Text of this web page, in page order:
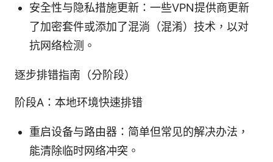
安全性与隐私措施更新：一些VPN提供商更新
了加密套件或添加了混淌（混淆）技术，以对
抗网络检测。
逐步排错指南（分阶段）
阶段A：本地环境快速排错
重启设备与路由器：简单但常见的解决办法，
能清除临时网络冲突。